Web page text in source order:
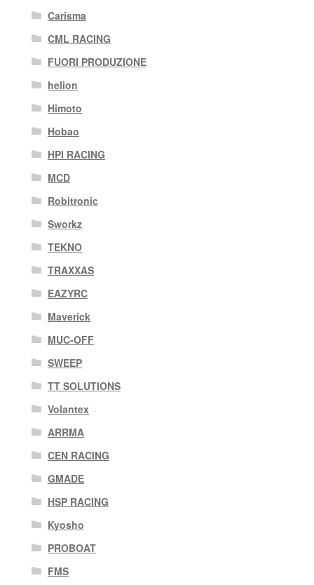
Carisma
CML RACING
FUORI PRODUZIONE
helion
Himoto
Hobao
HPI RACING
MCD
Robitronic
Sworkz
TEKNO
TRAXXAS
EAZYRC
Maverick
MUC-OFF
SWEEP
TT SOLUTIONS
Volantex
ARRMA
CEN RACING
GMADE
HSP RACING
Kyosho
PROBOAT
FMS